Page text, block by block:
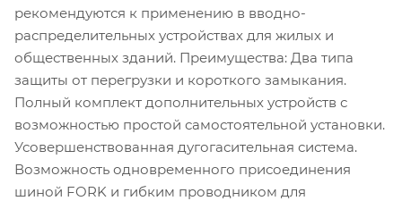
рекомендуются к применению в вводно-
распределительных устройствах для жилых и
общественных зданий. Преимущества: Два типа
защиты от перегрузки и короткого замыкания.
Полный комплект дополнительных устройств с
возможностью простой самостоятельной установки.
Усовершенствованная дугогасительная система.
Возможность одновременного присоединения
шиной FORK и гибким проводником для